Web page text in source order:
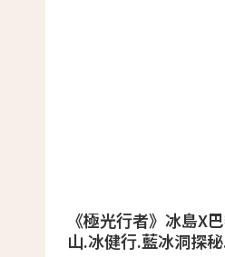
《極光行者》冰島X
山.冰健行.藍冰洞探